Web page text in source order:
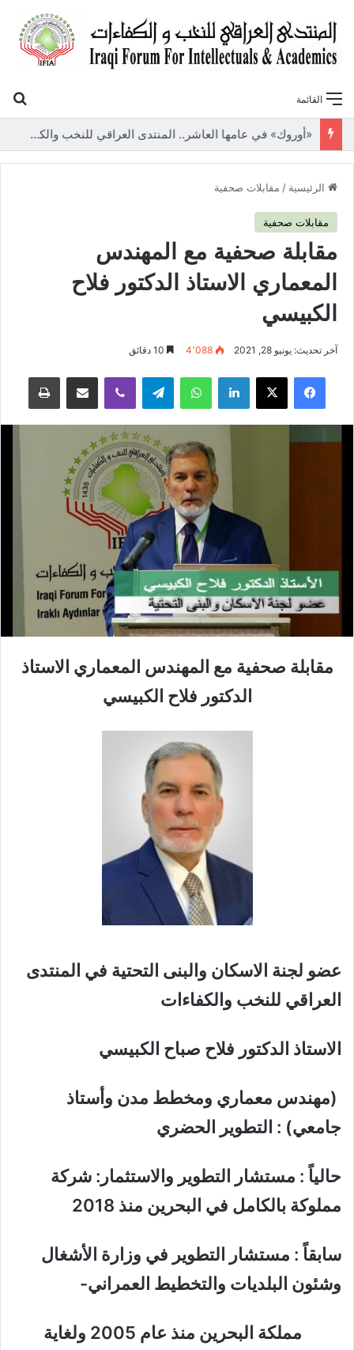
القائمة
«أوروك» في عامها العاشر.. المنتدى العراقي للنخب والكفاءات يصدر عددًا جديدًا ببحوث علمية تعالج قضايا الاقتصاد والطاقة
الرئيسية / مقابلات صحفية
مقابلات صحفية
مقابلة صحفية مع المهندس
المعماري الاستاذ الدكتور فلاح
الكبيسي
آخر تحديث: يونيو 28, 2021 4٬088
فيسبوك لينكدإن واتساب
مقابلة صحفية مع المهندس المعماري الاستاذ
الدكتور فلاح الكبيسي
عضو لجنة الاسكان والبنى التحتية في المنتدى
العراقي للنخب والكفاءات
الاستاذ الدكتور فلاح صباح الكبيسي
(مهندس معماري ومخطط مدن وأستاذ
جامعي) : التطوير الحضري
حالياً : مستشار التطوير والاستثمار: شركة
مملوكة بالكامل في البحرين منذ 2018
سابقاً : مستشار التطوير في وزارة الأشغال
وشئون البلديات والتخطيط العمراني-
مملكة البحرين منذ عام 2005 ولغاية